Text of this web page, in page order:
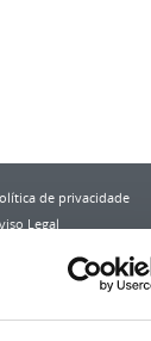
de privacidade
Legal